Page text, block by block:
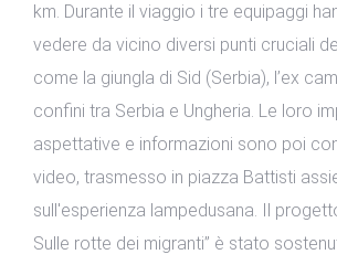
km. Durante il viaggio i tre equipaggi
vedere da vicino diversi punti cruciali
come la giungla di Sid (Serbia), l’ex
confini tra Serbia e Ungheria. Le loro
aspettative e informazioni sono poi
video, trasmesso in piazza Battisti
sull'esperienza lampedusana. Il
Sulle rotte dei migranti” è stato